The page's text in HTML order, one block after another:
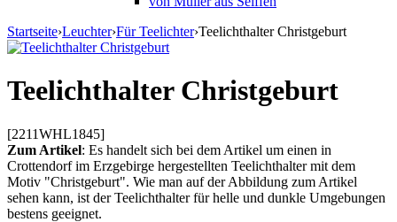
Startseite›Leuchter›Für Teelichter›Teelichthalter Christgeburt
Teelichthalter Christgeburt
[2211WHL1845]
Zum Artikel: Es handelt sich bei dem Artikel um einen in
Crottendorf im Erzgebirge hergestellten Teelichthalter mit dem
Motiv "Christgeburt". Wie man auf der Abbildung zum Artikel
sehen kann, ist der Teelichthalter für helle und dunkle Umgebungen
bestens geeignet.